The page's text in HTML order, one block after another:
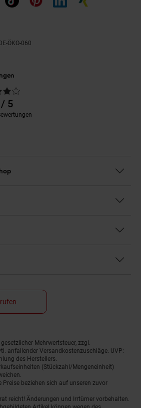
DE-ÖKO-060
5
Mehrwertsteuer, zzgl.
anfallender Versandkostenzuschläge. UVP:
des Herstellers.
(Stückzahl/Mengeneinheit)
beziehen sich auf unseren zuvor
reicht! Änderungen und Irrtümer vorbehalten.